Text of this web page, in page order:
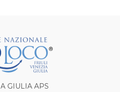
GIULIA APS